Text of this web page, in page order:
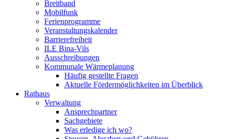
Breitband
Mobilfunk
Ferienprogramme
Veranstaltungskalender
Barrierefreiheit
ILE Bina-Vils
Ausschreibungen
Kommunale Wärmeplanung
Häufig gestellte Fragen
Aktuelle Fördermöglichkeiten im Überblick
Rathaus
Verwaltung
Ansprechpartner
Sachgebiete
Was erledige ich wo?